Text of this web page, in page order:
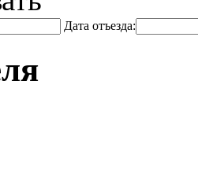
Дата отъезда: